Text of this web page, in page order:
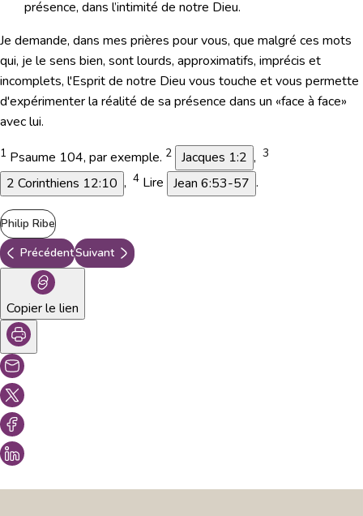
présence, dans l’intimité de notre Dieu.
Je demande, dans mes prières pour vous, que malgré ces mots
qui, je le sens bien, sont lourds, approximatifs, imprécis et
incomplets, l'Esprit de notre Dieu vous touche et vous permette
d'expérimenter la réalité de sa présence dans un «face à face»
avec lui.
1 Psaume 104, par exemple. 2 Jacques 1:2 , 3
2 Corinthiens 12:10 , 4 Lire Jean 6:53-57 .
Philip Ribe
PrécédentSuivant
Copier le lien